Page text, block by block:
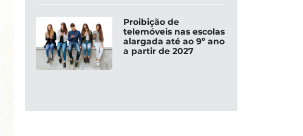
Proibição de
telemóveis nas escolas
alargada até ao 9º ano
a partir de 2027